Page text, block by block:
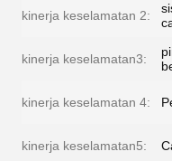
kinerja keselamatan 2:
kinerja keselamatan3:
kinerja keselamatan 4:
kinerja keselamatan5: